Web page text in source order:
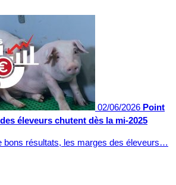
02/06/2026 Point
éleveurs chutent dès la mi-2025
bons résultats, les marges des éleveurs…